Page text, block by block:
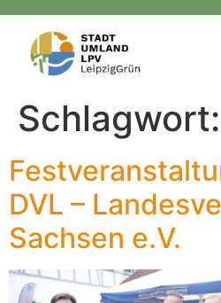
Schlagwort:
DVL –
Sachsen e.V.